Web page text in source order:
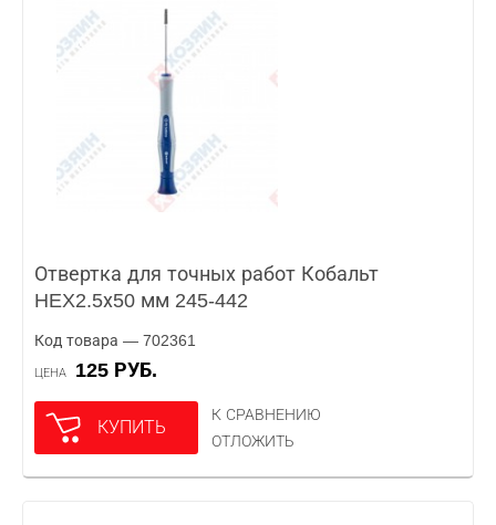
Отвертка для точных работ Кобальт
HEX2.5х50 мм 245-442
Код товара — 702361
ЦЕНА 125 РУБ.
КУПИТЬ
К СРАВНЕНИЮ
ОТЛОЖИТЬ